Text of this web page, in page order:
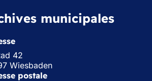
municipales
42
Wiesbaden
postale